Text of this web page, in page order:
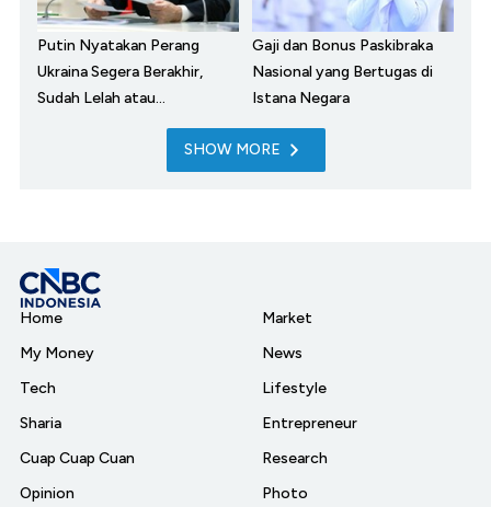
Putin Nyatakan Perang
Ukraina Segera Berakhir,
Sudah Lelah atau...
Gaji dan Bonus Paskibraka
Nasional yang Bertugas di
Istana Negara
SHOW MORE
Home
My Money
Tech
Sharia
Cuap Cuap Cuan
Opinion
Market
News
Lifestyle
Entrepreneur
Research
Photo